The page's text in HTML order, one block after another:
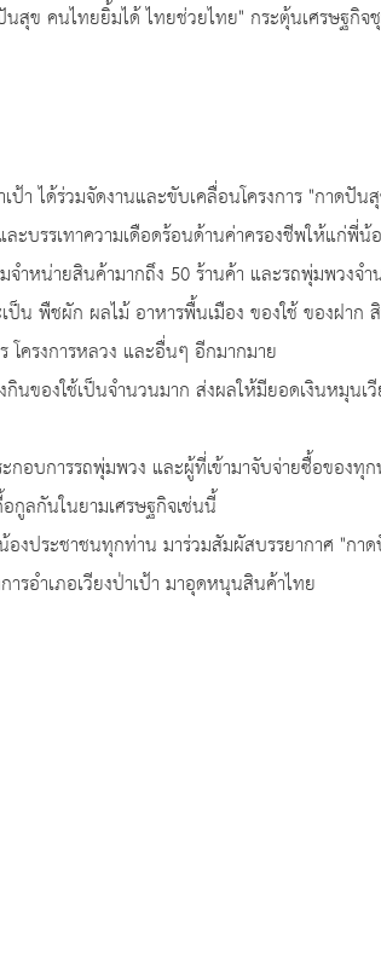
สุข คนไทยยิ้มได้ ไทยช่วยไทย" กระตุ้นเศรษฐกิจ
ได้ร่วมจัดงานและขับเคลื่อนโครงการ "กาดปั
บรรเทาความเดือดร้อนด้านค่าครองชีพให้แก่พี่น้
ำหน่ายสินค้ามากถึง 50 ร้านค้า และรถพุ่มพวงจ
น พืชผัก ผลไม้ อาหารพื้นเมือง ของใช้ ของฝาก
ครงการหลวง และอื่นๆ อีกมากมาย
ของใช้เป็นจำนวนมาก ส่งผลให้มียอดเงินหมุนเ
บการรถพุ่มพวง และผู้ที่เข้ามาจับจ่ายซื้อของทุ
กูลกันในยามเศรษฐกิจเช่นนี้
ประชาชนทุกท่าน มาร่วมสัมผัสบรรยากาศ "กา
อำเภอเวียงป่าเป้า มาอุดหนุนสินค้าไทย